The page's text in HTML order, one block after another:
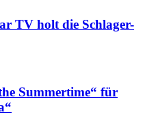
TV holt die Schlager-
Summertime“ für